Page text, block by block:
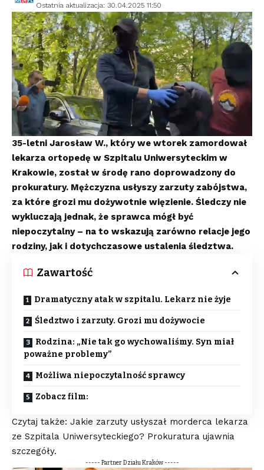
Ostatnia aktualizacja: 30.04.2025 11:50
35-letni Jarosław W., który we wtorek zamordował
lekarza ortopedę w Szpitalu Uniwersyteckim w
Krakowie, został w środę rano doprowadzony do
prokuratury. Mężczyzna usłyszy zarzuty zabójstwa,
za które grozi mu dożywotnie więzienie. Śledczy nie
wykluczają jednak, że sprawca mógł być
niepoczytalny – na to wskazują zarówno relacje jego
rodziny, jak i dotychczasowe ustalenia śledztwa.
Zawartość
Dramatyczny atak w szpitalu. Lekarz nie żyje
Śledztwo i zarzuty. Grozi mu dożywocie
Rodzina: „Nie tak go wychowaliśmy. Syn miał
poważne problemy”
Możliwa niepoczytalność sprawcy
Zobacz film:
Czytaj także: Jakie zarzuty usłyszał morderca lekarza
ze Szpitala Uniwersyteckiego? Prokuratura ujawnia
szczegóły.
----- Partner Działu Kraków -----